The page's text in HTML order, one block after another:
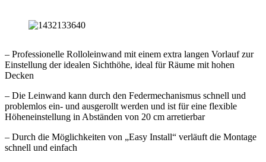
– Professionelle Rolloleinwand mit einem extra langen Vorlauf zur
Einstellung der idealen Sichthöhe, ideal für Räume mit hohen
Decken
– Die Leinwand kann durch den Federmechanismus schnell und
problemlos ein- und ausgerollt werden und ist für eine flexible
Höheneinstellung in Abständen von 20 cm arretierbar
– Durch die Möglichkeiten von „Easy Install“ verläuft die Montage
schnell und einfach